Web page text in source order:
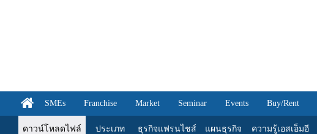
SMEs Franchise Market Seminar Events Buy/Rent
ดาวน์โหลดไฟล์ ประเภท ธุรกิจแฟรนไชส์ แผนธุรกิจ ความรู้เอสเอ็มอี